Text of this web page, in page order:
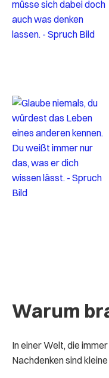
Warum
In einer Welt, die
Nachdenken sind